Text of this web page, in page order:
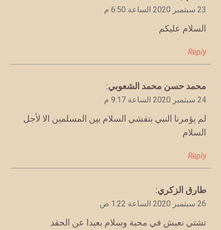
23 سبتمبر 2020 الساعة 6:50 م
السلام عليكم
Reply
يقول
محمد حسن محمد الشعوبي:
24 سبتمبر 2020 الساعة 9:17 م
لم يؤمرنا النبي بتفشي السلام بين المسلمين الا لأجل
السلام
Reply
يقول
طارق الزكري:
26 سبتمبر 2020 الساعة 1:22 ص
تشتي نعيش في محبة وسلام بعيدا عن الحقد